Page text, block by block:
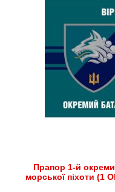
Прапор 1-й
морської піхоти (1